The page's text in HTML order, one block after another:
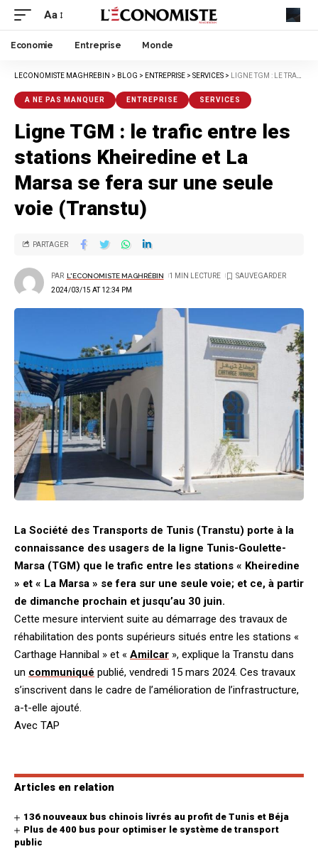
Aa
Economie Entreprise Monde
LECONOMISTE MAGHREBIN > BLOG > ENTREPRISE > SERVICES > LIGNE TGM : LE TRAFIC ENTRE LES STATIONS KHEIREDINE ET LA MARSA SE FERA SUR UNE SEULE VOIE (TRANSTU)
A NE PAS MANQUER ENTREPRISE SERVICES
Ligne TGM : le trafic entre les
stations Kheiredine et La
Marsa se fera sur une seule
voie (Transtu)
2024/03/15 AT 12:34 PM
PAR L'ECONOMISTE MAGHRÉBIN 1 MIN LECTURE
PARTAGER
La Société des Transports de Tunis (Transtu) porte à la
connaissance des usagers de la ligne Tunis-Goulette-
Marsa (TGM) que le trafic entre les stations « Kheiredine
» et « La Marsa » se fera sur une seule voie; et ce, à partir
de dimanche prochain et jusqu’au 30 juin.
Cette mesure intervient suite au démarrage des travaux de
réhabilitation des ponts supérieurs situés entre les stations «
Carthage Hannibal » et « Amilcar », explique la Transtu dans
un communiqué publié, vendredi 15 mars 2024. Ces travaux
s’inscrivent dans le cadre de l’amélioration de l’infrastructure,
a-t-elle ajouté.
Avec TAP
Articles en relation
136 nouveaux bus chinois livrés au profit de Tunis et Béja
Plus de 400 bus pour optimiser le système de transport
public